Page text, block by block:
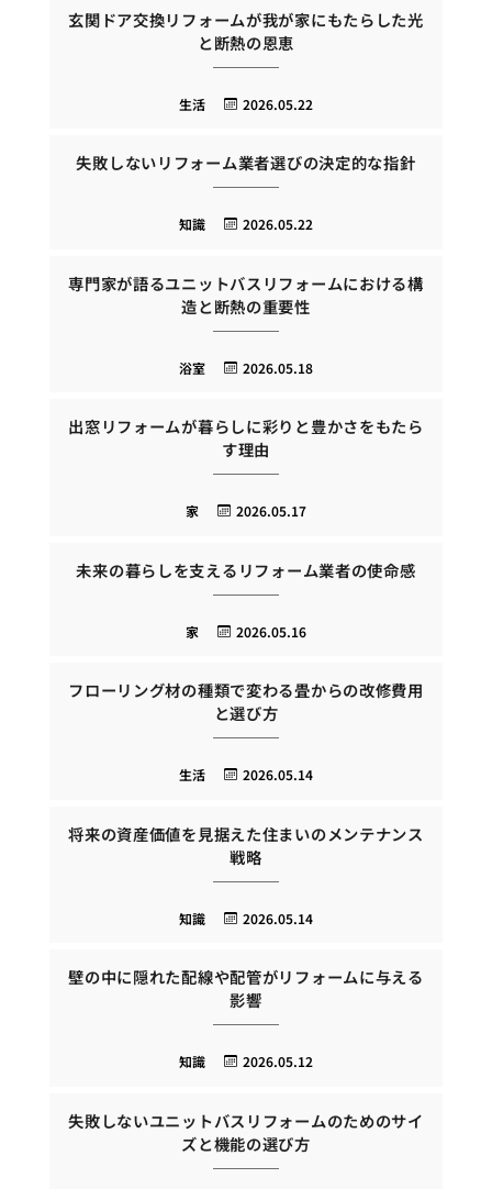
玄関ドア交換リフォームが我が家にもたらした光
と断熱の恩恵
2026.05.22
生活
失敗しないリフォーム業者選びの決定的な指針
2026.05.22
知識
専門家が語るユニットバスリフォームにおける構
造と断熱の重要性
2026.05.18
浴室
出窓リフォームが暮らしに彩りと豊かさをもたら
す理由
2026.05.17
家
未来の暮らしを支えるリフォーム業者の使命感
2026.05.16
家
フローリング材の種類で変わる畳からの改修費用
と選び方
2026.05.14
生活
将来の資産価値を見据えた住まいのメンテナンス
戦略
2026.05.14
知識
壁の中に隠れた配線や配管がリフォームに与える
影響
2026.05.12
知識
失敗しないユニットバスリフォームのためのサイ
ズと機能の選び方